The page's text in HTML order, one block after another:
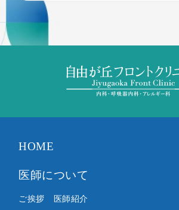
HOME
医師について
ご挨拶 医師紹介